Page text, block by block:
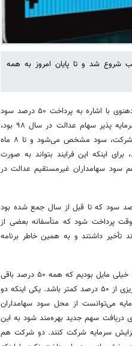
شروع شد و تا پایان امروز به همه
به نقل از سازمان بورس، محمد علی دهقان دهنوی با اشاره به پرداخت ۵۰ درصد سود
سهام عدالت در اسفند ماه سال گذشته که مربوط به عملکرد ۳۶ شرکت سرمایه پذیر سهام عدالت در سال ۹۸ بود،
گفت: پرداخت سود شرکت‌ها به این ترتیب است که بعد از برگزاری مجمع شرکت، سود مشخص می‌شود و تا ۸ ماه
اینکه این فرایند بتواند به صورت
سود سهامداران غیرمستقیم عدالت در
افزود: بر اساس همین برنامه زمانی توزیع سود شرکتها، ۵۰ درصد سود که تا قبل از سال جمع شده بود
شد در اسرع وقت پرداخت شود که متأسفانه بعضی از
تأخیر داشتند و به همین خاطر برنامه
دهقان با بیان اینکه از دیشب پرداخت مرحله دوم سود آغاز شده است، گفت: خیلی مایل بودیم که همه ۵۰ درصد باقی
مانده سود را پرداخت کنیم، ولی دو اتفاق مانع شد که یک مقدار این سود واریزی از ۵۰ درصد کمتر باشد. یکی اینکه دو
می‌توانست از محل سود سهامداران
دریافت سهم جدید بهره‌مند شود به این
سرمایه شرکت کنند. دو شرکت هم